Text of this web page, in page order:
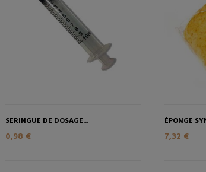
SERINGUE DE DOSAGE...
0,98 €
ÉPONGE
7,32 €